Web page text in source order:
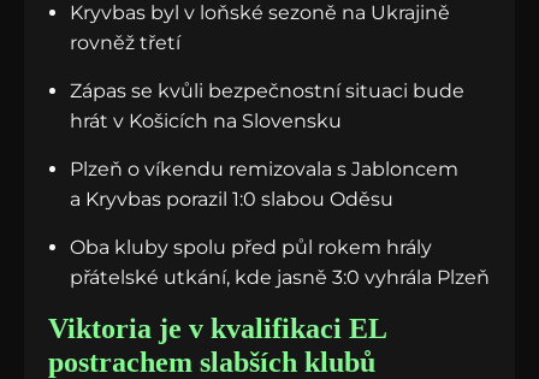
Kryvbas byl v loňské sezoně na Ukrajině
rovněž třetí
Zápas se kvůli bezpečnostní situaci bude
hrát v Košicích na Slovensku
Plzeň o víkendu remizovala s Jabloncem
a Kryvbas porazil 1:0 slabou Oděsu
Oba kluby spolu před půl rokem hrály
přátelské utkání, kde jasně 3:0 vyhrála Plzeň
Viktoria je v kvalifikaci EL
postrachem slabších klubů